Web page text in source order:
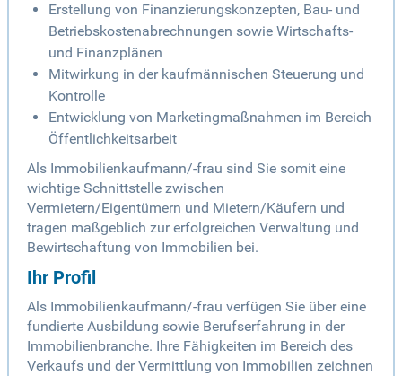
Erstellung von Finanzierungskonzepten, Bau- und
Betriebskostenabrechnungen sowie Wirtschafts-
und Finanzplänen
Mitwirkung in der kaufmännischen Steuerung und
Kontrolle
Entwicklung von Marketingmaßnahmen im Bereich
Öffentlichkeitsarbeit
Als Immobilienkaufmann/-frau sind Sie somit eine
wichtige Schnittstelle zwischen
Vermietern/Eigentümern und Mietern/Käufern und
tragen maßgeblich zur erfolgreichen Verwaltung und
Bewirtschaftung von Immobilien bei.
Ihr Profil
Als Immobilienkaufmann/-frau verfügen Sie über eine
fundierte Ausbildung sowie Berufserfahrung in der
Immobilienbranche. Ihre Fähigkeiten im Bereich des
Verkaufs und der Vermittlung von Immobilien zeichnen